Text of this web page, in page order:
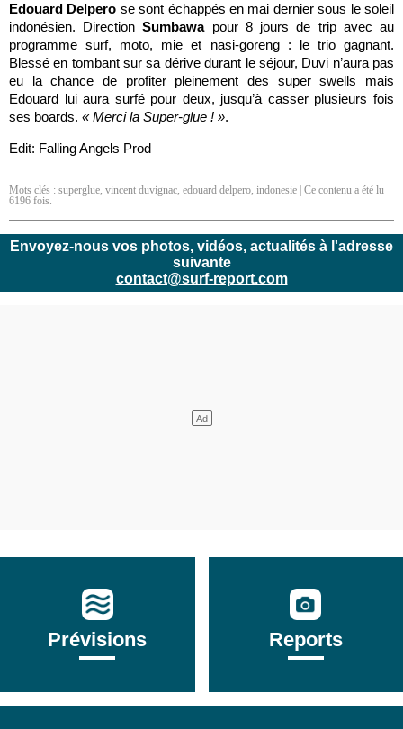
Edouard Delpero se sont échappés en mai dernier sous le soleil
indonésien. DirectionSumbawapour 8 jours de trip avec au
programme surf, moto, mie et nasi-goreng : le trio gagnant.
Blessé en tombant sur sa dérive durant le séjour, Duvi n’aura pas
eu la chance de profiter pleinement des super swells mais
Edouard lui aura surfé pour deux, jusqu’à casser plusieurs fois
ses boards. « Merci la Super-glue ! ».
Edit: Falling Angels Prod
Mots clés : superglue, vincent duvignac, edouard delpero, indonesie | Ce contenu a été lu
6196 fois.
Envoyez-nous vos photos, vidéos, actualités à l'adresse
suivante
contact@surf-report.com
Prévisions Reports